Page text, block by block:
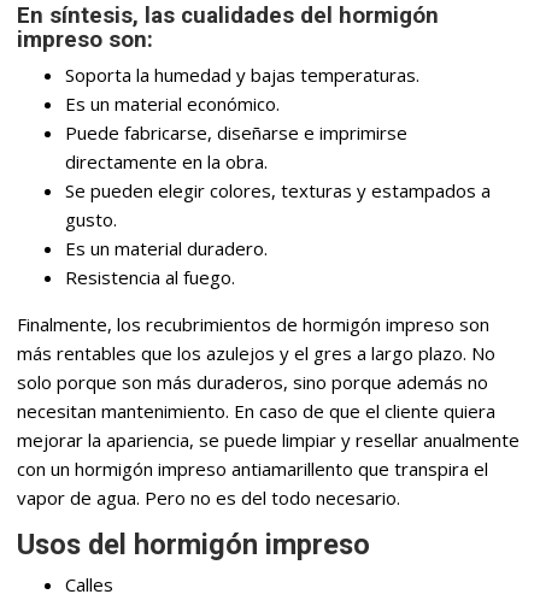
En síntesis, las cualidades del hormigón
impreso son:
Soporta la humedad y bajas temperaturas.
Es un material económico.
Puede fabricarse, diseñarse e imprimirse
directamente en la obra.
Se pueden elegir colores, texturas y estampados a
gusto.
Es un material duradero.
Resistencia al fuego.
Finalmente, los recubrimientos de hormigón impreso son
más rentables que los azulejos y el gres a largo plazo. No
solo porque son más duraderos, sino porque además no
necesitan mantenimiento. En caso de que el cliente quiera
mejorar la apariencia, se puede limpiar y resellar anualmente
con un hormigón impreso antiamarillento que transpira el
vapor de agua. Pero no es del todo necesario.
Usos del hormigón impreso
Calles